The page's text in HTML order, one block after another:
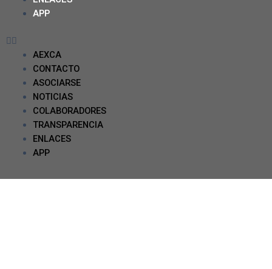
APP
AEXCA
CONTACTO
ASOCIARSE
NOTICIAS
COLABORADORES
TRANSPARENCIA
ENLACES
APP